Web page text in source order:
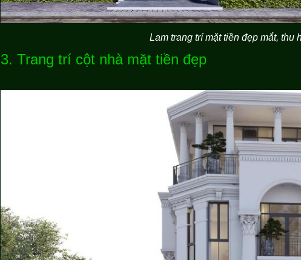
Lam trang trí mặt tiền đẹp mắt, thu
3. Trang trí cột nhà mặt tiền đẹp